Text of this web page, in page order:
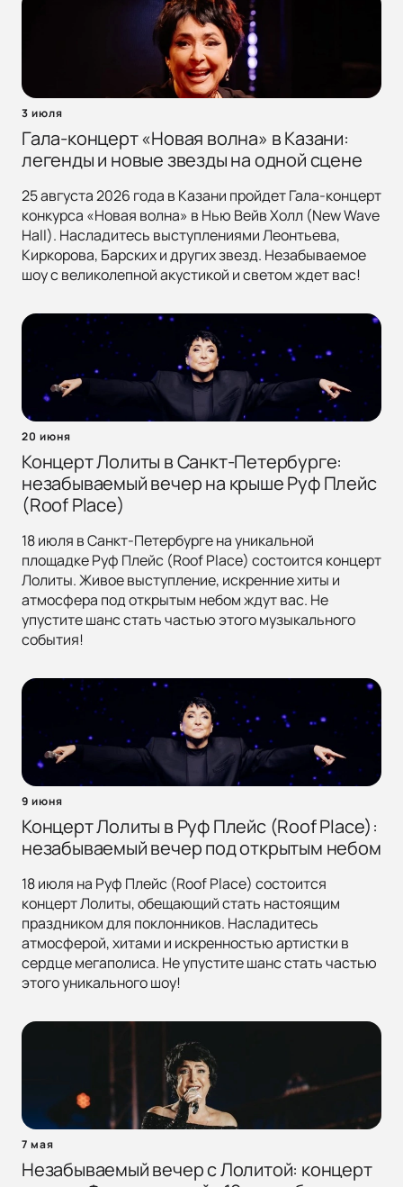
3 июля
Гала-концерт «Новая волна» в Казани:
легенды и новые звезды на одной сцене
25 августа 2026 года в Казани пройдет Гала-концерт
конкурса «Новая волна» в Нью Вейв Холл (New Wave
Hall). Насладитесь выступлениями Леонтьева,
Киркорова, Барских и других звезд. Незабываемое
шоу с великолепной акустикой и светом ждет вас!
20 июня
Концерт Лолиты в Санкт-Петербурге:
незабываемый вечер на крыше Руф Плейс
(Roof Place)
18 июля в Санкт-Петербурге на уникальной
площадке Руф Плейс (Roof Place) состоится концерт
Лолиты. Живое выступление, искренние хиты и
атмосфера под открытым небом ждут вас. Не
упустите шанс стать частью этого музыкального
события!
9 июня
Концерт Лолиты в Руф Плейс (Roof Place):
незабываемый вечер под открытым небом
18 июля на Руф Плейс (Roof Place) состоится
концерт Лолиты, обещающий стать настоящим
праздником для поклонников. Насладитесь
атмосферой, хитами и искренностью артистки в
сердце мегаполиса. Не упустите шанс стать частью
этого уникального шоу!
7 мая
Незабываемый вечер с Лолитой: концерт